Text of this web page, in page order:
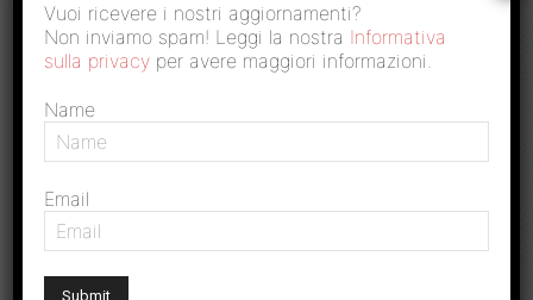
30 Luglio 2026
subito...
22 Luglio 2026
Vuoi ricevere i nostri aggiornamenti?
Non inviamo spam! Leggi la nostra Informativa
sulla privacy per avere maggiori informazioni.
Name
Email